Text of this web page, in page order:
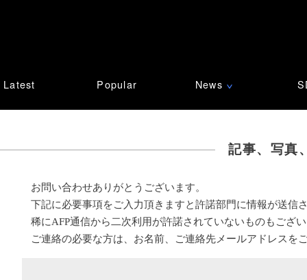
Latest Popular News ∨
記事、写真
お問い合わせありがとうございます。
下記に必要事項をご入力頂きますと許諾部門に情報が送信
稀にAFP通信から二次利用が許諾されていないものもござ
ご連絡の必要な方は、お名前、ご連絡先メールアドレスを